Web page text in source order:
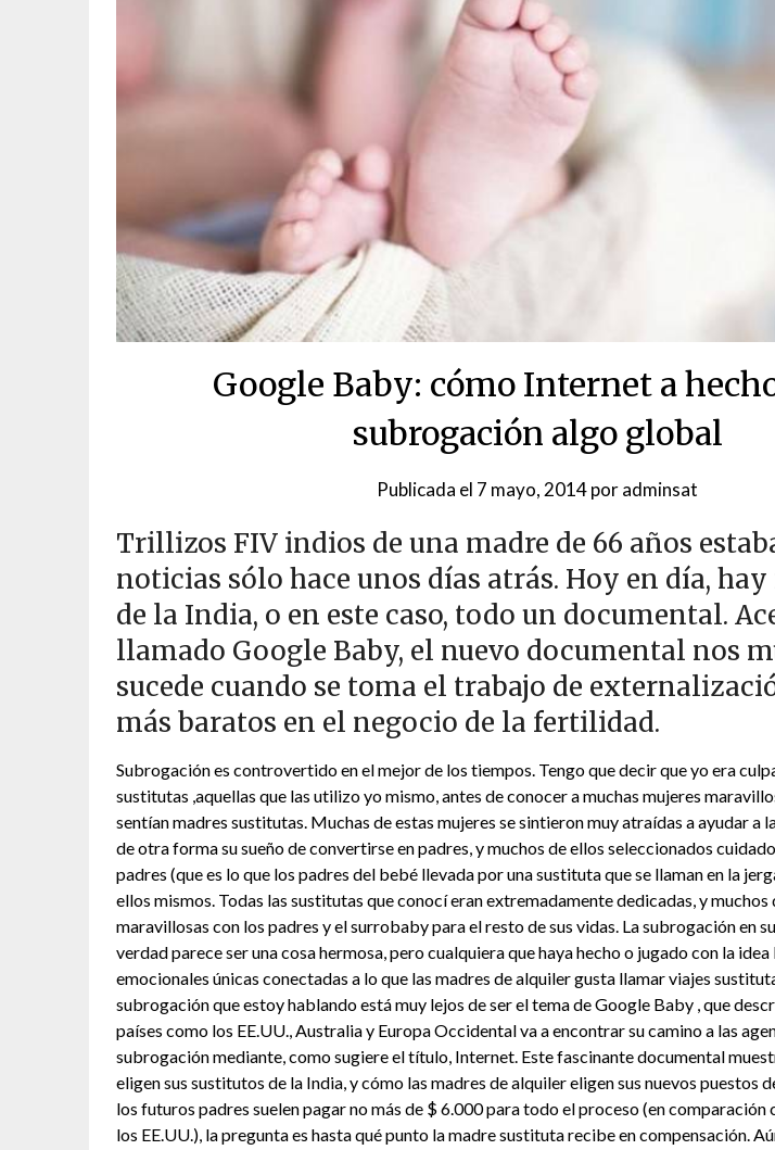
Google Baby: cómo Internet a
subrogación algo global
Publicada el 7 mayo, 2014poradminsat
Trillizos FIV indios de una madre de 66 años
noticias sólo hace unos días atrás. Hoy en día,
de la India, o en este caso, todo un documental.
llamado Google Baby, el nuevo documental nos
sucede cuando se toma el trabajo de
más baratos en el negocio de la fertilidad.
Subrogación es controvertido en el mejor de los tiempos. Tengo que decir que yo era
sustitutas ,aquellas que las utilizo yo mismo, antes de conocer a muchas mujeres
sentían madres sustitutas. Muchas de estas mujeres se sintieron muy atraídas a ayudar a
de otra forma su sueño de convertirse en padres, y muchos de ellos seleccionados
padres (que es lo que los padres del bebé llevada por una sustituta que se llaman en la
ellos mismos. Todas las sustitutas que conocí eran extremadamente dedicadas, y muchos
maravillosas con los padres y el surrobaby para el resto de sus vidas. La subrogación en
verdad parece ser una cosa hermosa, pero cualquiera que haya hecho o jugado con la
emocionales únicas conectadas a lo que las madres de alquiler gusta llamar viajes
subrogación que estoy hablando está muy lejos de ser el tema de Google Baby , que
países como los EE.UU., Australia y Europa Occidental va a encontrar su camino a las
subrogación mediante, como sugiere el título, Internet. Este fascinante documental
eligen sus sustitutos de la India, y cómo las madres de alquiler eligen sus nuevos puestos
los futuros padres suelen pagar no más de $ 6.000 para todo el proceso (en comparación
los EE.UU.), la pregunta es hasta qué punto la madre sustituta recibe en compensación.